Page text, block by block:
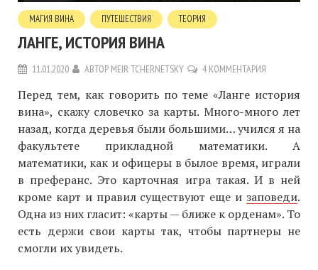
МАГИЯ ВИНА ПУТЕШЕСТВИЯ ТЕОРИЯ
ЛАНГЕ, ИСТОРИЯ ВИНА
11.01.2020 АВТОР MEIR TCHERNETSKY 4 КОММЕНТАРИЯ
Перед тем, как говорить по теме «Ланге история
вина», скажу словечко за карты. Много-много лет
назад, когда деревья были большими… учился я на
факультете прикладной математики. А
математики, как и офицеры в былое время, играли
в преферанс. Это карточная игра такая. И в ней
кроме карт и правил существуют еще и заповеди.
Одна из них гласит: «карты — ближе к орденам». То
есть держи свои карты так, чтобы партнеры не
смогли их увидеть.